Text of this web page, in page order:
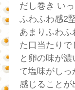
だし巻き いっ
ふわふわ感2
あまりふわふ
た口当たりで
と卵の味が
て塩味がしっ
感じること